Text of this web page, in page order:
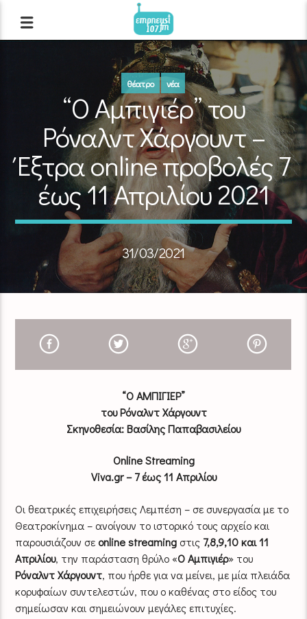
θέατρο νέα
“Ο Αμπιγιέρ” του
Ρόναλντ Χάργουντ –
Έξτρα online προβολές 7
έως 11 Απριλίου 2021
31/03/2021
“Ο ΑΜΠΙΓΙΕΡ”
του Ρόναλντ Χάργουντ
Σκηνοθεσία: Βασίλης Παπαβασιλείου
Οnline Streaming
Viva.gr – 7 έως 11 Απριλίου
Οι θεατρικές επιχειρήσεις Λεμπέση – σε συνεργασία με το
Θεατροκίνημα – ανοίγουν το ιστορικό τους αρχείο και
παρουσιάζουν σεonline streaming στις 7,8,9,10 και 11
Απριλίου, την παράσταση θρύλο «Ο Αμπιγιέρ» του
Ρόναλντ Χάργουντ, που ήρθε για να μείνει, με μία πλειάδα
κορυφαίων συντελεστών, που ο καθένας στο είδος του
σημείωσαν και σημειώνουν μεγάλες επιτυχίες.